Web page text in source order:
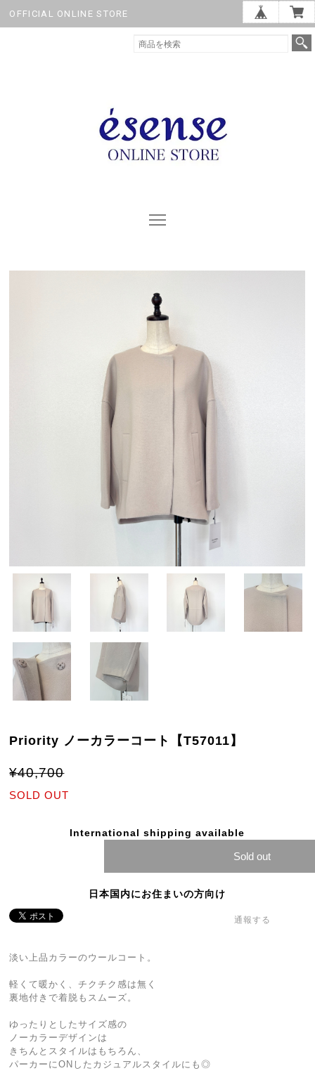
OFFICIAL ONLINE STORE
Priority ノーカラーコート【T57011】
¥40,700
SOLD OUT
International shipping available
Sold out
日本国内にお住まいの方向け
通報する
淡い上品カラーのウールコート。
軽くて暖かく、チクチク感は無く
裏地付きで着脱もスムーズ。
ゆったりとしたサイズ感の
ノーカラーデザインは
きちんとスタイルはもちろん、
パーカーにONしたカジュアルスタイルにも◎